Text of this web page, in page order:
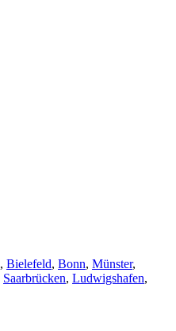
, Bielefeld, Bonn, Münster,
Saarbrücken, Ludwigshafen,